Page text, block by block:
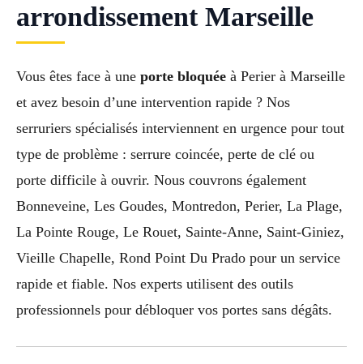
arrondissement Marseille
Vous êtes face à une porte bloquée à Perier à Marseille
et avez besoin d’une intervention rapide ? Nos
serruriers spécialisés interviennent en urgence pour tout
type de problème : serrure coincée, perte de clé ou
porte difficile à ouvrir. Nous couvrons également
Bonneveine, Les Goudes, Montredon, Perier, La Plage,
La Pointe Rouge, Le Rouet, Sainte-Anne, Saint-Giniez,
Vieille Chapelle, Rond Point Du Prado pour un service
rapide et fiable. Nos experts utilisent des outils
professionnels pour débloquer vos portes sans dégâts.